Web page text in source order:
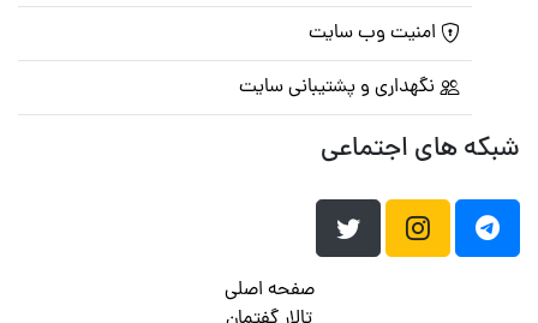
امنیت وب سایت
نگهداری و پشتیبانی سایت
شبکه های اجتماعی
صفحه اصلی